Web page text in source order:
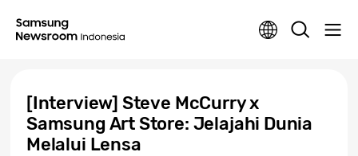
[Interview] Steve McCurry x
Samsung Art Store: Jelajahi Dunia
Melalui Lensa